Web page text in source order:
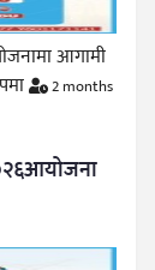
आगामी
2 months